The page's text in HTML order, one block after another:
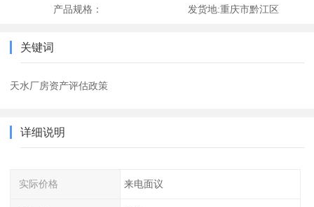
产品规格： 发货地:重庆市黔江区
关键词
天水厂房资产评估政策
详细说明
实际价格 来电面议